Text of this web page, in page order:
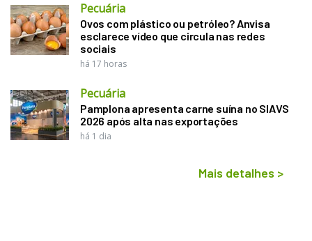
Pecuária
Ovos com plástico ou petróleo? Anvisa
esclarece vídeo que circula nas redes
sociais
há 17 horas
Pecuária
Pamplona apresenta carne suína no SIAVS
2026 após alta nas exportações
há 1 dia
Mais detalhes >